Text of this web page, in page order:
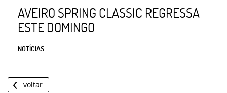
AVEIRO SPRING CLASSIC REGRESSA
ESTE DOMINGO
NOTÍCIAS
voltar